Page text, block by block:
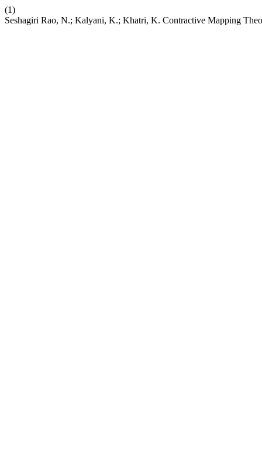
(1)
Seshagiri Rao, N.; Kalyani, K.; Khatri, K. Contractive Mapping